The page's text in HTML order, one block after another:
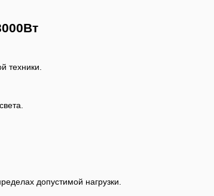
техники.
допустимой нагрузки.